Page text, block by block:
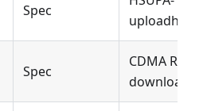
Spec
Spec
CDMA